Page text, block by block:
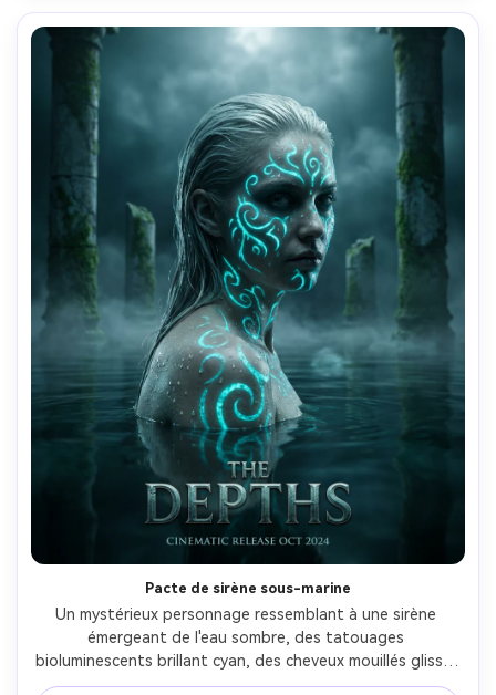
Pacte de sirène sous-marine
Un mystérieux personnage ressemblant à une sirène
émergeant de l'eau sombre, des tatouages
bioluminescents brillant cyan, des cheveux mouillés glissés
en arrière, des anciens piliers noyés derrière, des reflets